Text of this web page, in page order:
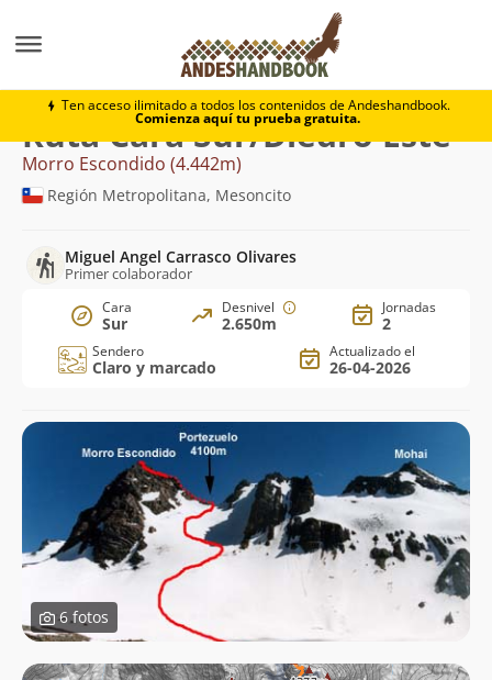
Ten acceso ilimitado a todos los contenidos de Andeshandbook.
Comienza aquí tu prueba gratuita.
Morro Escondido Cara Sur/Diedro Este
Ruta Cara Sur/Diedro Este
Morro Escondido (4.442m)
Región Metropolitana, Mesoncito
Miguel Angel Carrasco Olivares
Primer colaborador
Cara
Sur
Desnivel
2.650m
Jornadas
2
Sendero
Claro y marcado
Actualizado el
26-04-2026
6 fotos